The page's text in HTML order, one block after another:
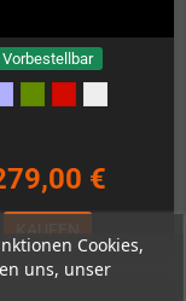
Cookies,
uns, unser
Vorbestellbar
€
KAUFEN